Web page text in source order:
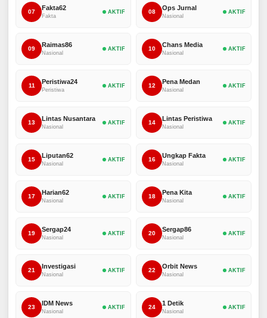
07
Fakta62
Fakta
AKTIF 08
Ops Jurnal
Nasional
AKTIF
09
Raimas86
Nasional
AKTIF 10
Chans Media
Nasional
AKTIF
11
Peristiwa24
Peristiwa
AKTIF 12
Pena Medan
Nasional
AKTIF
13
Lintas Nusantara
Nasional
AKTIF 14
Lintas Peristiwa
Nasional
AKTIF
15
Liputan62
Nasional
AKTIF 16
Ungkap Fakta
Nasional
AKTIF
17
Harian62
Nasional
AKTIF 18
Pena Kita
Nasional
AKTIF
19
Sergap24
Nasional
AKTIF 20
Sergap86
Nasional
AKTIF
21
Investigasi
Nasional
AKTIF 22
Orbit News
Nasional
AKTIF
23
IDM News
Nasional
AKTIF 24
1 Detik
Nasional
AKTIF